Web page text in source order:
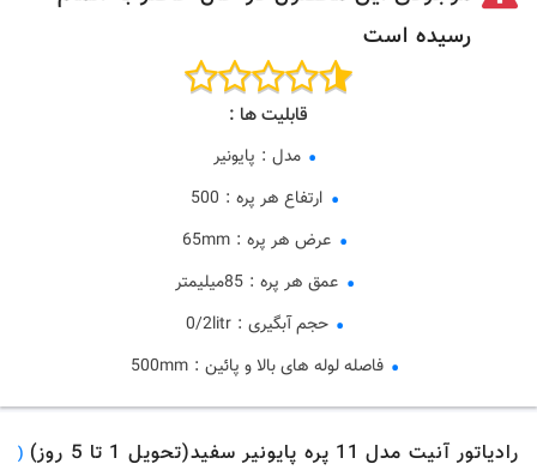
رسیده است
قابلیت ها :
مدل : پایونیر
ارتفاع هر پره :
500
عرض هر پره :
65mm
عمق هر پره : 85میلیمتر
حجم آبگیری :
0/2litr
فاصله لوله های بالا و پائین :
500mm
رادیاتور آنیت مدل 11 پره پایونیر سفید(تحویل 1 تا 5 روز)
(